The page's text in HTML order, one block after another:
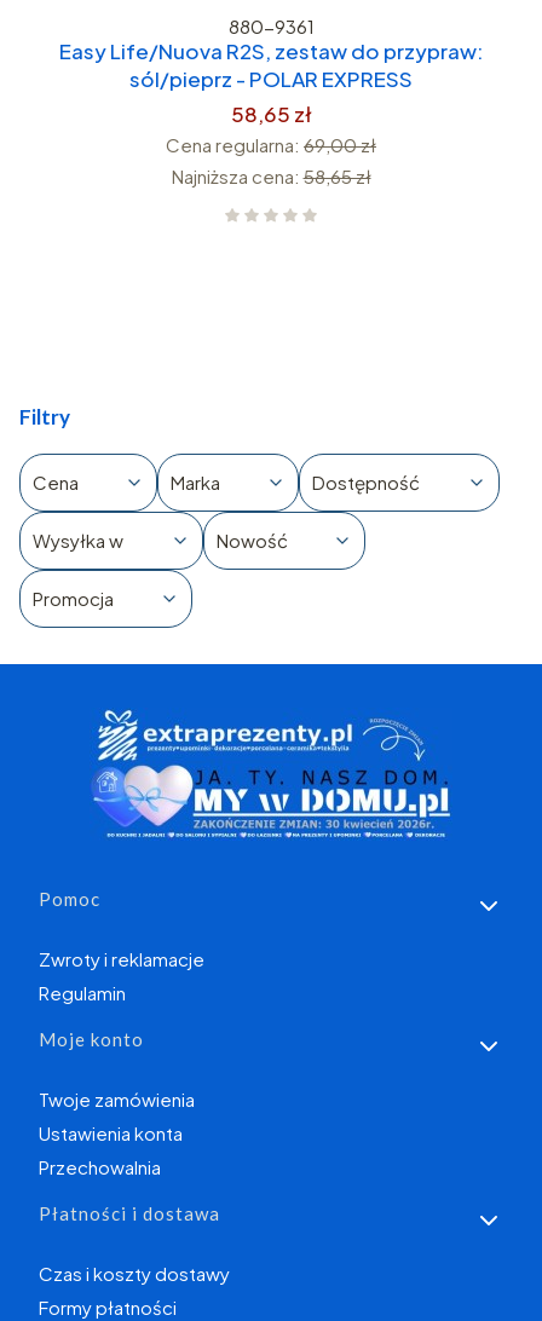
880-9361
Easy Life/Nuova R2S, zestaw do przypraw:
sól/pieprz - POLAR EXPRESS
58,65 zł
Cena regularna: 69,00 zł
Najniższa cena: 58,65 zł
Filtry
Cena Marka Dostępność
Wysyłka w Nowość
Promocja
Linki w stopce
Pomoc
Zwroty i reklamacje
Regulamin
Moje konto
Twoje zamówienia
Ustawienia konta
Przechowalnia
Płatności i dostawa
Czas i koszty dostawy
Formy płatności